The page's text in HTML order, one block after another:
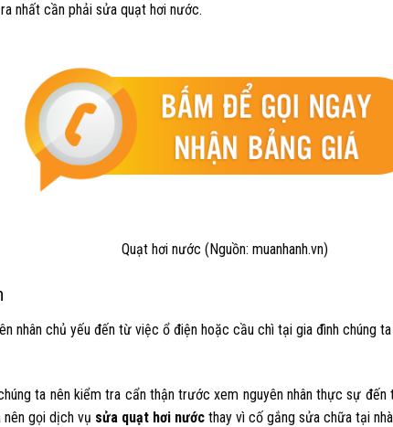
nhất cần phải sửa quạt hơi nước.
Quạt hơi nước (Nguồn: muanhanh.vn)
nhân chủ yếu đến từ việc ổ điện hoặc cầu chì tại gia đình chúng
ta nên kiểm tra cẩn thận trước xem nguyên nhân thực sự
nên gọi dịch vụ sửa quạt hơi nước thay vì cố gắng sửa chữa tại